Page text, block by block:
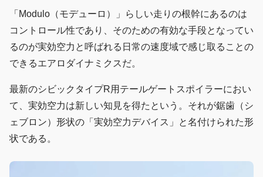
「Modulo（モデューロ）」らしい走りの根幹にあるのは
コントロール性であり、そのための有効な手段となってい
るのが実効空力と呼ばれる日常の速度域で感じ取ることの
できるエアロダイナミクスだ。
最新のシビックタイプR用テールゲートスポイラーにおい
て、実効空力は新しい知見を得たという。それが鋸歯（シ
ェブロン）形状の「実効空力デバイス」と名付けられた形
状である。